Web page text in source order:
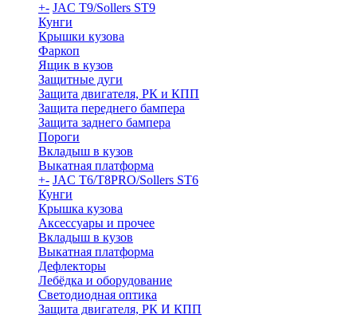
+- JAC T9/Sollers ST9
Кунги
Крышки кузова
Фаркоп
Ящик в кузов
Защитные дуги
Защита двигателя, РК и КПП
Защита переднего бампера
Защита заднего бампера
Пороги
Вкладыш в кузов
Выкатная платформа
+- JAC T6/T8PRO/Sollers ST6
Кунги
Крышка кузова
Аксессуары и прочее
Вкладыш в кузов
Выкатная платформа
Дефлекторы
Лебёдка и оборудование
Светодиодная оптика
Защита двигателя, РК И КПП